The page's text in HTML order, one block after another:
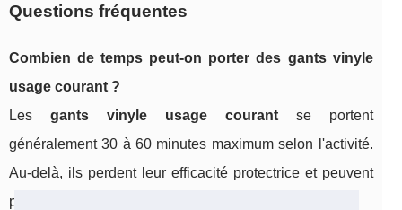
Questions fréquentes
Combien de temps peut-on porter des gants vinyle
usage courant ?
Les gants vinyle usage courantse portent
généralement 30 à 60 minutes maximum selon l'activité.
Au-delà, ils perdent leur efficacité protectrice et peuvent
provoquer de l'inconfort.